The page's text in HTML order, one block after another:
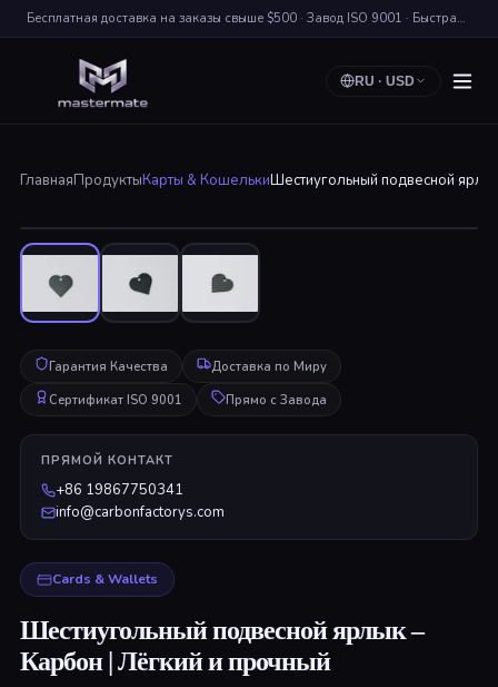
Бесплатная доставка на заказы свыше $500 · Завод ISO 9001 · Быстрая Доставка по Миру
RU · USD
ГлавнаяПродуктыКарты & КошелькиШестиугольный подвесной
Гарантия Качества
Доставка по Миру
Сертификат ISO 9001
Прямо с Завода
ПРЯМОЙ КОНТАКТ
+86 19867750341
info@carbonfactorys.com
Cards & Wallets
Шестиугольный подвесной ярлык –
Карбон | Лёгкий и прочный